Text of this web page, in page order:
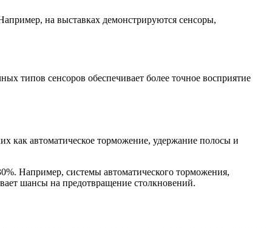
на выставках демонстрируются сенсоры,
типов сенсоров обеспечивает более точное восприятие
как автоматическое торможение, удержание полосы и
Например, системы автоматического торможения,
шансы на предотвращение столкновений.